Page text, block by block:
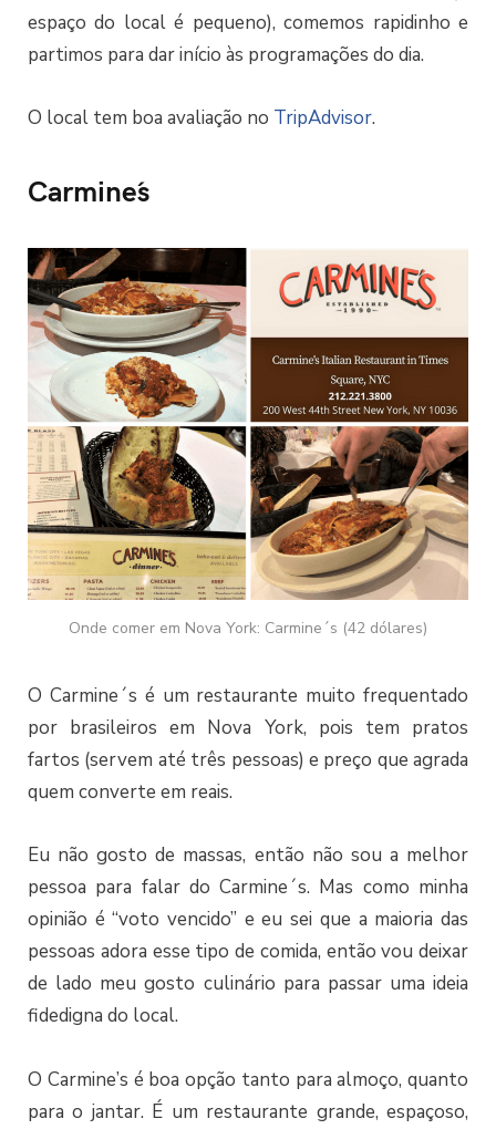
espaço do local é pequeno), comemos rapidinho e
partimos para dar início às programações do dia.
O local tem boa avaliação no TripAdvisor.
Carmine´s
Onde comer em Nova York: Carmine´s (42 dólares)
O Carmine´s é um restaurante muito frequentado
por brasileiros em Nova York, pois tem pratos
fartos (servem até três pessoas) e preço que agrada
quem converte em reais.
Eu não gosto de massas, então não sou a melhor
pessoa para falar do Carmine´s. Mas como minha
opinião é “voto vencido” e eu sei que a maioria das
pessoas adora esse tipo de comida, então vou deixar
de lado meu gosto culinário para passar uma ideia
fidedigna do local.
O Carmine’s é boa opção tanto para almoço, quanto
para o jantar. É um restaurante grande, espaçoso,